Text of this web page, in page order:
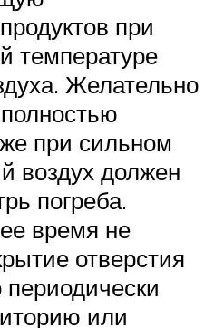
при
температуре
Желательно
при сильном
воздух должен
погреба.
время не
отверстия
или